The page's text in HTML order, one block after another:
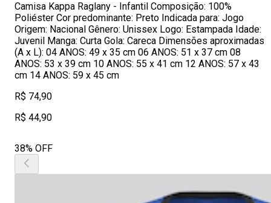
Camisa Kappa Raglany - Infantil Composição: 100%
Poliéster Cor predominante: Preto Indicada para: Jogo
Origem: Nacional Gênero: Unissex Logo: Estampada Idade:
Juvenil Manga: Curta Gola: Careca Dimensões aproximadas
(A x L): 04 ANOS: 49 x 35 cm 06 ANOS: 51 x 37 cm 08
ANOS: 53 x 39 cm 10 ANOS: 55 x 41 cm 12 ANOS: 57 x 43
cm 14 ANOS: 59 x 45 cm
R$ 74,90
R$ 44,90
38% OFF